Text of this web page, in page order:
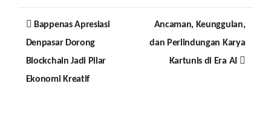
Post
navigation
Bappenas Apresiasi
Denpasar Dorong
Blockchain Jadi Pilar
Ekonomi Kreatif
Ancaman, Keunggulan,
dan Perlindungan Karya
Kartunis di Era AI